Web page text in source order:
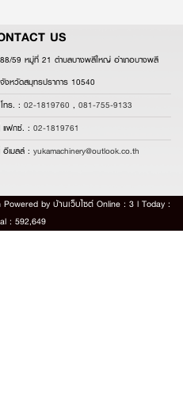
US
88/59 หมู่ที่ 21 ตำบลบางพลีใหญ่ อำเภอบางพลี
จังหวัดสมุทรปราการ 10540
ทร. : 02-1819760 , 081-755-9133
แฟกซ์. : 02-1819761
อีเมลล์ : yukamachinery@outlook.co.th
Powered by บ้านเว็บไซต์Online : 3 l Today :
: 592,649